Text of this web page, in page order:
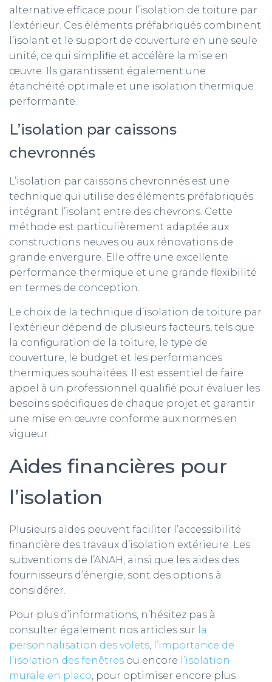
alternative efficace pour l’isolation de toiture par
l’extérieur. Ces éléments préfabriqués combinent
l’isolant et le support de couverture en une seule
unité, ce qui simplifie et accélère la mise en
œuvre. Ils garantissent également une
étanchéité optimale et une isolation thermique
performante.
L’isolation par caissons
chevronnés
L’isolation par caissons chevronnés est une
technique qui utilise des éléments préfabriqués
intégrant l’isolant entre des chevrons. Cette
méthode est particulièrement adaptée aux
constructions neuves ou aux rénovations de
grande envergure. Elle offre une excellente
performance thermique et une grande flexibilité
en termes de conception.
Le choix de la technique d’isolation de toiture par
l’extérieur dépend de plusieurs facteurs, tels que
la configuration de la toiture, le type de
couverture, le budget et les performances
thermiques souhaitées. Il est essentiel de faire
appel à un professionnel qualifié pour évaluer les
besoins spécifiques de chaque projet et garantir
une mise en œuvre conforme aux normes en
vigueur.
Aides financières pour
l’isolation
Plusieurs aides peuvent faciliter l’accessibilité
financière des travaux d’isolation extérieure. Les
subventions de l’ANAH, ainsi que les aides des
fournisseurs d’énergie, sont des options à
considérer.
Pour plus d’informations, n’hésitez pas à
consulter également nos articles sur la
personnalisation des volets, l’importance de
l’isolation des fenêtres ou encore l’isolation
murale en placo, pour optimiser encore plus